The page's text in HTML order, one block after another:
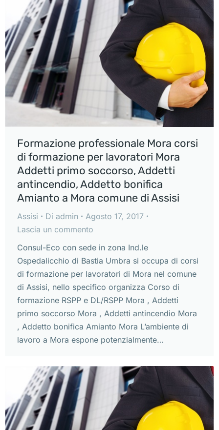
Formazione professionale Mora corsi
di formazione per lavoratori Mora
Addetti primo soccorso, Addetti
antincendio, Addetto bonifica
Amianto a Mora comune di Assisi
Assisi Di admin
Agosto 17, 2017
Lascia un commento
Consul-Eco con sede in zona Ind.le
Ospedalicchio di Bastia Umbra si occupa di corsi
di formazione per lavoratori di Mora nel comune
di Assisi, nello specifico organizza Corso di
formazione RSPP e DL/RSPP Mora , Addetti
primo soccorso Mora , Addetti antincendio Mora
, Addetto bonifica Amianto Mora L’ambiente di
lavoro a Mora espone potenzialmente…